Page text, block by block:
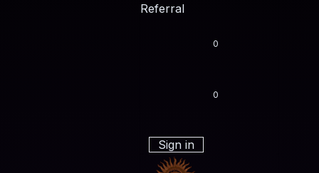
Referral
0
0
Sign in